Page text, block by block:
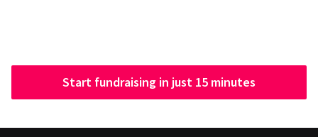
Start fundraising in just 15 minutes